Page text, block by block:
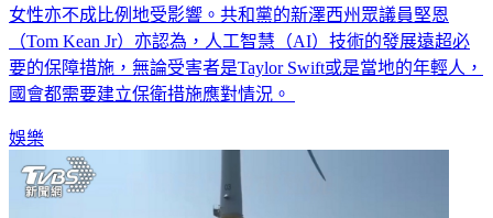
女性亦不成比例地受影響。共和黨的新澤西州眾議員堅恩
（Tom Kean Jr）亦認為，人工智慧（AI）技術的發展遠超必
要的保障措施，無論受害者是Taylor Swift或是當地的年輕人，
國會都需要建立保衛措施應對情況。
娛樂